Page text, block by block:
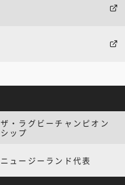
ザ・ラグビーチャンピオン
シップ
ニュージーランド代表